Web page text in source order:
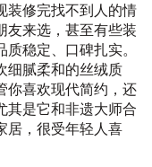
装修完找不到人的情
友来选，甚至有些装
稳定、口碑扎实。
细腻柔和的丝绒质
你喜欢现代简约，还
其是它和非遗大师合
居，很受年轻人喜